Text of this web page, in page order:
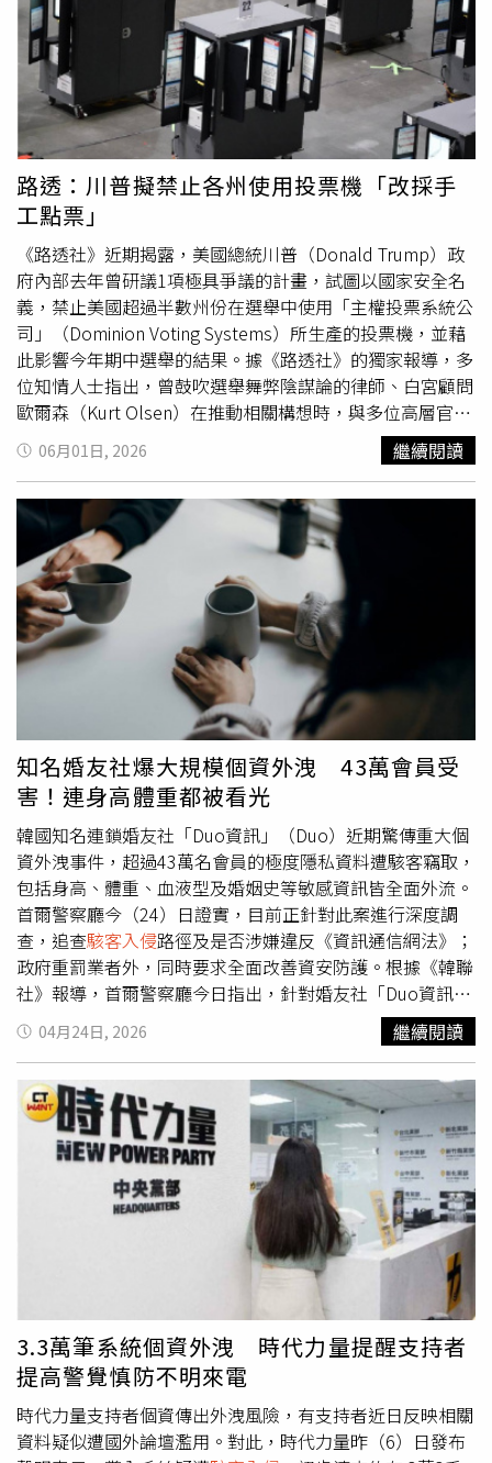
人資料。因這波外洩個資包含旅客姓名、入住日期與郵件，
詐騙集團能準確報出旅客預訂細節以獲取信任，並利用全球
擁有20億用戶的通訊軟體實施詐騙，恐導致許多民眾不疑有
他而受騙。東京新宿的京王廣場大飯店則揭露了詐騙集團的
心理戰術，業者表示，嫌犯常傳送「訂房資料不足」或「限
期24小時內更新，否則系統將自動取消預訂」等訊息，故意
營造迫切感來引發消費者焦慮，迫使旅客在慌亂中落入釣魚
網站的圈套。這波詐騙行動已從今年5月日本黃金週起明顯
加劇，已有逾10家大型飯店集團陸續發出警示。遭懷疑外洩
旅客資料的Booking.com日本分公司對此回應，經查其內部
後台核心系統並未遭到駭客入侵，但面對飯店業者的聯合徹
查要求，平台則表示，仍會持續針對該事件進行深度的安全
驗證。隨後Booking.com日本分公司也在官網發聲，近期有
網路犯罪分子利用通訊軟體鎖定日本旅宿實施釣魚詐騙，平
台嚴正澄清，官方絕不會透過郵件、電話或WhatsApp要求
提供信用卡號，也不會要求進行異常的銀行匯款，承諾未來
將持續強化資安防護，呼籲旅客切勿點擊任何可疑連結。
路透：川普擬禁止各州使用投票機「改採手
工點票」
《路透社》近期揭露，美國總統川普（Donald Trump）政
府內部去年曾研議1項極具爭議的計畫，試圖以國家安全名
義，禁止美國超過半數州份在選舉中使用「主權投票系統公
司」（Dominion Voting Systems）所生產的投票機，並藉
此影響今年期中選舉的結果。據《路透社》的獨家報導，多
位知情人士指出，曾鼓吹選舉舞弊陰謀論的律師、白宮顧問
歐爾森（Kurt Olsen）在推動相關構想時，與多位高層官員
討論過聯邦政府是否能擴權介入州級選舉管理，甚至推動以
全國手工點票取代機器投票的制度。他的目標是在期中選舉
前，使主權投票系統公司的投票機失去效力。該計畫一度在
去年9月於美國商務部內部獲得技術評估討論，但最終因歐
爾森及其團隊未能提供足夠證據支持相關主張而破局。參與
討論的官員包括國家情報總監加巴德（Tulsi Gabbard）的
高級助理麥克納馬拉（Paul McNamara），以及川普國內政
策委員會特別助理西克瑪（Brian Sikma）。據悉，歐爾森
與加巴德所領導的國家情報總監辦公室（ODNI）關係密
切。據2名消息人士稱，在去年初夏，麥克納馬拉曾要求商
務部官員評估將主權投票系統公司投票機的晶片與軟體，列
為國家安全風險的可能性。當時麥克納馬拉領導1個ODNI特
別小組，負責與各部門合作調查美國投票機的安全漏洞。他
也曾向由商務部長盧特尼克（Howard Lutnick）領導的商
務部高層官員討論此議題。對此，商務部發言人表示，盧特
尼克從未與麥克納馬拉會面或討論選舉完整性問題，也未
「參與任何相關議題。」加巴德所屬機構發言人柯爾曼
（Olivia Coleman）則回應稱，包括麥克納馬拉在內的
ODNI人員「並未向商務部簡報或協調任何禁止投票機的計
畫。」此事件被視為川普政府試圖更廣泛擴張聯邦權力、介
入州與地方政府選舉管理權的行動之一，而根據美國憲法，
選舉權通常由州與地方政府負責，以防止行政權集中。此
外，歐爾森還與美國主要情報與執法機構合作，調查選舉舞
弊相關指控。《路透社》5月稍早的調查發現，至少8個州的
政府官員與調查人員曾要求取得機密紀錄、尋求接觸投票設
備，並重新審視已被法院與兩黨審查否決的選舉舞弊案件。
川普與共和黨盟友也正在推動前所未有的選區重劃計畫，試
圖提前調整選區，以在今年11月的國會期中選舉中取得優
勢。民主黨與選舉安全專家憂心，隨著共和黨很有可能在期
中選舉後失去兩院，川普政府可能試圖抑制投票，並以毫無
根據的舞弊指控質疑選舉結果。美國選舉協助委員會（U.S.
Election Assistance Commission）去年曾表示，超過98%
的選舉管轄區已為每一張選票建立紙本紀錄，多數是透過列
印紙本紀錄的投票機，或手寫但由電子設備讀取的方式完
成。選舉安全專家普遍支持這種結合技術與紙本的制度，因
其可提供選後稽核所需的可驗證紀錄。雖然支持手工點票的
人認為此舉能消除駭客風險，但密西根大學（University of
Michigan）電腦科學教授霍爾德曼（Alex Halderman）指
出，這也將帶來不同的風險，包括計票錯誤與選票灌水，
06月01日, 2026 繼續閱讀
知名婚友社爆大規模個資外洩 43萬會員受
害！連身高體重都被看光
韓國知名連鎖婚友社「Duo資訊」（Duo）近期驚傳重大個
資外洩事件，超過43萬名會員的極度隱私資料遭駭客竊取，
包括身高、體重、血液型及婚姻史等敏感資訊皆全面外流。
首爾警察廳今（24）日證實，目前正針對此案進行深度調
查，追查駭客入侵路徑及是否涉嫌違反《資訊通信網法》；
政府重罰業者外，同時要求全面改善資安防護。根據《韓聯
社》報導，首爾警察廳今日指出，針對婚友社「Duo資訊」
發生大規模個資外洩事件後，經網路犯罪調查隊調查，這起
事故源於去（2025）年1月，Duo資訊內部員工的公務電腦
遭駭客非法入侵，導致數據庫中多達42萬7464名正式會員
的資料遭竊；外洩內容極為詳盡，除了姓名、身分證字號、
聯絡電話及住址等基本資訊外，還包含極度私密的個人特
徵，如宗教、愛好、兄弟姊妹關係、學歷背景、任職公司、
年資，甚至連是否為長男或長女等細節也無一倖免。針對此
重大疏失，韓國個人資料保護委員會宣布，對Duo資訊處以
約11億9700萬韓元（約新台幣2828萬元）罰鍰，以及1320
萬韓元（約新台幣31萬元）的罰金，並強制要求業者必須立
即逐一通知受害會員。然而，這項懲處結果在韓國社會引發
極大反彈，輿論批評政府「輕放」業者，認為罰則過輕，難
以起到警惕作用。有網友試算發現，若以43萬名受害者換
算，每位會員受損的權益僅價值約3000韓元（約新台幣71
元），使眾人憤而痛批，「連一碗湯麵的錢都不到，我的隱
私竟然這麼廉價？」而外界質疑，婚友社握有大量高度敏感
的個資，卻因Duo資訊被歸類為中型企業而獲得15%的罰鍰
04月24日, 2026 繼續閱讀
3.3萬筆系統個資外洩 時代力量提醒支持者
提高警覺慎防不明來電
時代力量支持者個資傳出外洩風險，有支持者近日反映相關
資料疑似遭國外論壇濫用。對此，時代力量昨（6）日發布